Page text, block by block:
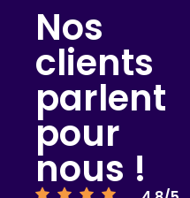
Nos
clients
parlent
pour
nous !
Lyon
Un service ultra
simple, rapide et
gratuit. J’ai rempli
le formulaire un
lundi matin, j’ai été
rappelé l’après-
midi par un agent